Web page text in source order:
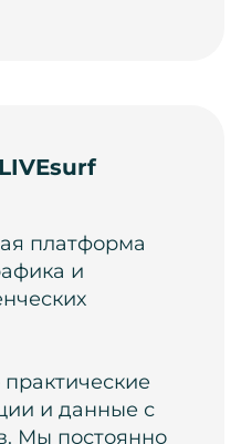
платформа
и
и данные с
Мы постоянно